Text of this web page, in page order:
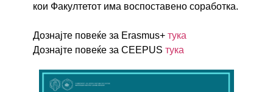
кои Факултетот има воспоставено соработка.
Дознајте повеќе за Erasmus+ тука
Дознајте повеќе за CEEPUS тука